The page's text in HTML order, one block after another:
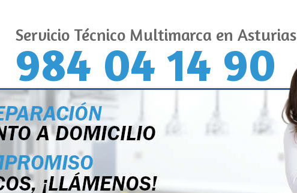
Servicio Técnico Multimarca en Asturias
984 04 14 90